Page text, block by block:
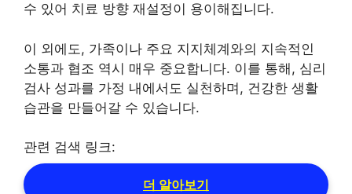
수 있어 치료 방향 재설정이 용이해집니다.
이 외에도, 가족이나 주요 지지체계와의 지속적인
소통과 협조 역시 매우 중요합니다. 이를 통해, 심리
검사 성과를 가정 내에서도 실천하며, 건강한 생활
습관을 만들어갈 수 있습니다.
관련 검색 링크:
더 알아보기